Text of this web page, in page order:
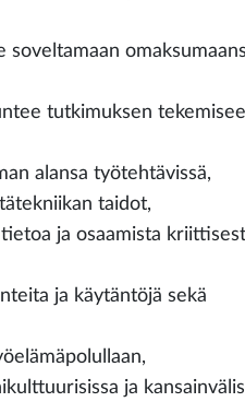
tutkimuksen
alansa työtehtävissä,
taidot,
ja osaamista
ja käytäntöjä sekä
ja